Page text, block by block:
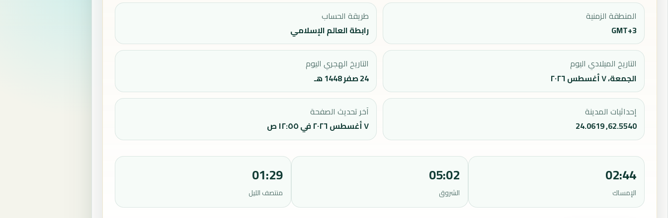
المنطقة الزمنية
GMT+3
طريقة الحساب
رابطة العالم الإسلامي
التاريخ الميلادي اليوم
الجمعة، ٧ أغسطس ٢٠٢٦
التاريخ الهجري اليوم
24 صفر 1448 هـ
إحداثيات المدينة
62.5540, 24.0619
آخر تحديث الصفحة
٧ أغسطس ٢٠٢٦ في ١٢:٥٥ ص
02:44
الإمساك
05:02
الشروق
01:29
منتصف الليل